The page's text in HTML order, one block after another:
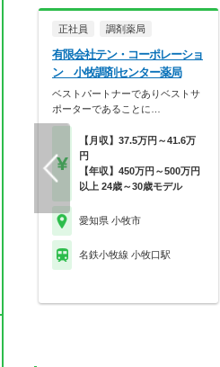
正社員 調剤薬局
有限会社テン・コーポレーショ
ン 小牧調剤センター薬局
ベストパートナーでありベストサ
ポーターであることに…
【月収】37.5万円～41.6万
円
【年収】450万円～500万円
以上 24歳～30歳モデル
愛知県 小牧市
名鉄小牧線 小牧口駅